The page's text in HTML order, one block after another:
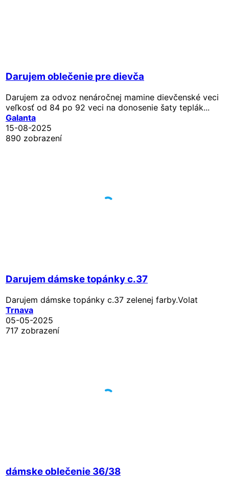
Darujem oblečenie pre dievča
Darujem za odvoz nenáročnej mamine dievčenské veci
veľkosť od 84 po 92 veci na donosenie šaty teplák...
Galanta
15-08-2025
890 zobrazení
Darujem dámske topánky c.37
Darujem dámske topánky c.37 zelenej farby.Volat
Trnava
05-05-2025
717 zobrazení
dámske oblečenie 36/38